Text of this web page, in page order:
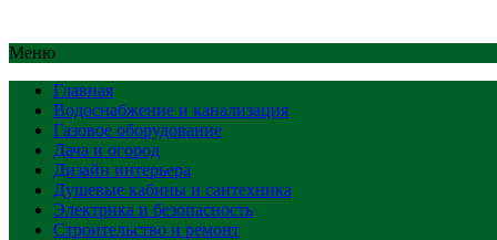
Меню
Главная
Водоснабжение и канализация
Газовое оборудование
Дача и огород
Дизайн интерьера
Душевые кабины и сантехника
Электрика и безопасность
Строительство и ремонт